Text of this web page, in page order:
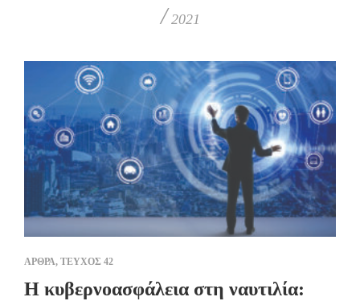
/ 2021
ΑΡΘΡΑ, ΤΕΥΧΟΣ 42
Η κυβερνοασφάλεια στη ναυτιλία: